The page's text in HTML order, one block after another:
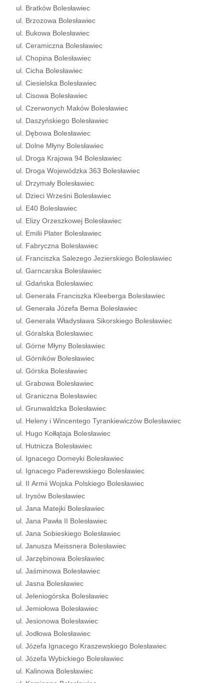
ul. Bratków Bolesławiec
ul. Brzozowa Bolesławiec
ul. Bukowa Bolesławiec
ul. Ceramiczna Bolesławiec
ul. Chopina Bolesławiec
ul. Cicha Bolesławiec
ul. Ciesielska Bolesławiec
ul. Cisowa Bolesławiec
ul. Czerwonych Maków Bolesławiec
ul. Daszyńskiego Bolesławiec
ul. Dębowa Bolesławiec
ul. Dolne Młyny Bolesławiec
ul. Droga Krajowa 94 Bolesławiec
ul. Droga Wojewódzka 363 Bolesławiec
ul. Drzymały Bolesławiec
ul. Dzieci Wrześni Bolesławiec
ul. E40 Bolesławiec
ul. Elizy Orzeszkowej Bolesławiec
ul. Emilii Plater Bolesławiec
ul. Fabryczna Bolesławiec
ul. Franciszka Salezego Jezierskiego Bolesławiec
ul. Garncarska Bolesławiec
ul. Gdańska Bolesławiec
ul. Generała Franciszka Kleeberga Bolesławiec
ul. Generała Józefa Bema Bolesławiec
ul. Generała Władysława Sikorskiego Bolesławiec
ul. Góralska Bolesławiec
ul. Górne Młyny Bolesławiec
ul. Górników Bolesławiec
ul. Górska Bolesławiec
ul. Grabowa Bolesławiec
ul. Graniczna Bolesławiec
ul. Grunwaldzka Bolesławiec
ul. Heleny i Wincentego Tyrankiewiczów Bolesławiec
ul. Hugo Kołłątaja Bolesławiec
ul. Hutnicza Bolesławiec
ul. Ignacego Domeyki Bolesławiec
ul. Ignacego Paderewskiego Bolesławiec
ul. II Armii Wojska Polskiego Bolesławiec
ul. Irysów Bolesławiec
ul. Jana Matejki Bolesławiec
ul. Jana Pawła II Bolesławiec
ul. Jana Sobieskiego Bolesławiec
ul. Janusza Meissnera Bolesławiec
ul. Jarzębinowa Bolesławiec
ul. Jaśminowa Bolesławiec
ul. Jasna Bolesławiec
ul. Jeleniogórska Bolesławiec
ul. Jemiołowa Bolesławiec
ul. Jesionowa Bolesławiec
ul. Jodłowa Bolesławiec
ul. Józefa Ignacego Kraszewskiego Bolesławiec
ul. Józefa Wybickiego Bolesławiec
ul. Kalinowa Bolesławiec